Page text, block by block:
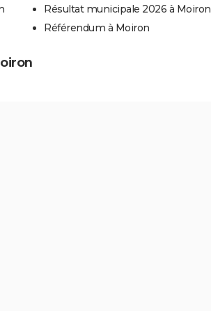
Résultat municipale 2026 à Moiron
Référendum à Moiron